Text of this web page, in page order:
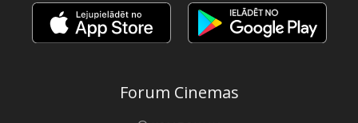
Forum Cinemas